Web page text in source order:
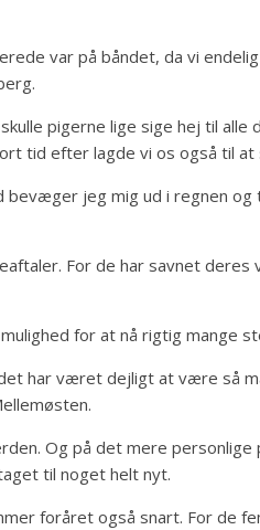
var på båndet, da vi
pigerne lige sige hej til alle
tid efter lagde vi os også til at
bevæger jeg mig ud i regnen og
For de har savnet deres
for at nå rigtig mange
har været dejligt at være så
Og på det mere personlige
til noget helt nyt.
foråret også snart. For de